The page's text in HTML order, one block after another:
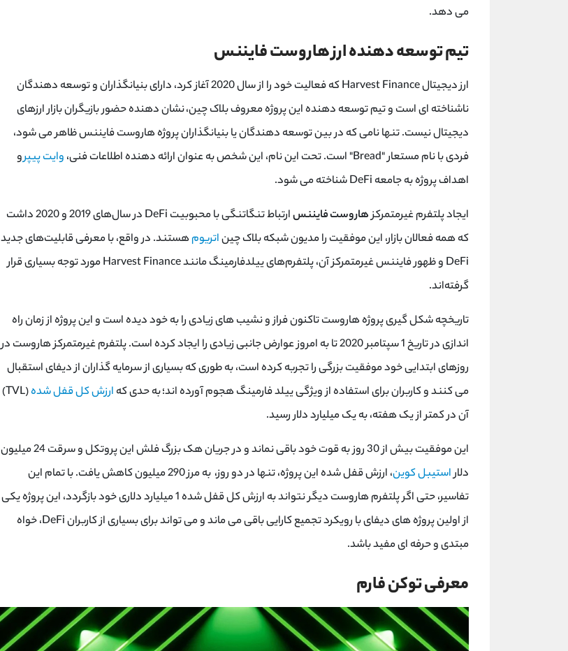
می دهد.
تیم توسعه دهنده ارز هاروست فایننس
ارز دیجیتالHarvest Finance
که فعالیت خود را از سال 2020 آغاز کرد، دارای بنیانگذاران و توسعه دهندگان
ناشناخته ای است و تیم توسعه دهنده این پروژه معروف بلاک چین، نشان دهنده حضور بازیگران بازار ارزهای
دیجیتال نیست. تنها نامی که در بین توسعه دهندگان یا بنیانگذاران پروژه هاروست فایننس ظاهر می شود،
فردی با نام مستعار "Bread" است. تحت این نام، این شخص به عنوان ارائه دهنده اطلاعات فنی، وایت پیپرو
اهداف پروژه به جامعه DeFiشناخته می شود.
ایجاد پلتفرم غیرمتمرکزهاروست فایننسارتباط تنگاتنگی با محبوبیت DeFi
در سال‌های 2019 و 2020 داشت
که همه فعالان بازار، این موفقیت را مدیون شبکه بلاک چیناتریومهستند. در واقع، با معرفی قابلیت‌های جدید
DeFi و ظهور فایننس غیرمتمرکز آن، پلتفرم‌های ییلدفارمینگ مانندHarvest Financeمورد توجه بسیاری قرار
گرفته‌اند.
تاریخچه شکل گیری پروژه هاروست تاکنون فراز و نشیب های زیادی را به خود دیده است و این پروژه از زمان راه
اندازی در تاریخ 1 سپتامبر 2020 تا به امروز عوارض جانبی زیادی را ایجاد کرده است. پلتفرم غیرمتمرکز هاروست در
روزهای ابتدایی خود موفقیت بزرگی را تجربه کرده است، به طوری که بسیاری از سرمایه گذاران از دیفای استقبال
می کنند و کاربران برای استفاده از ویژگی ییلد فارمینگ هجوم آورده اند؛ به حدی که ارزش کل قفل شده(
TVL
)
آن در کمتر از یک هفته، به یک میلیارد دلار رسید.
این موفقیت بیش از 30 روز به قوت خود باقی نماند و در جریان هک بزرگ فلش این پروتکل و سرقت 24 میلیون
دلاراستیبل کوین
، ارزش قفل شده این پروژه، تنها در دو روز، به مرز 290 میلیون کاهش یافت. با تمام این
تفاسیر، حتی اگر پلتفرم هاروست دیگر نتواند به ارزش کل قفل شده 1 میلیارد دلاری خود بازگردد، این پروژه یکی
از اولین پروژه های دیفای با رویکرد تجمیع کارایی باقی می ماند و می تواند برای بسیاری از کاربرانDeFi، خواه
مبتدی و حرفه ای مفید باشد.
معرفی توکن فارم